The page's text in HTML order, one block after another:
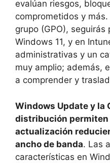
evalúan riesgos,
comprometidos y
grupo (GPO),
Windows 11, y en
administrativas y un
muy amplio; además,
a comprender y
Windows Update y la
distribución
actualización
ancho de banda. Las
características en